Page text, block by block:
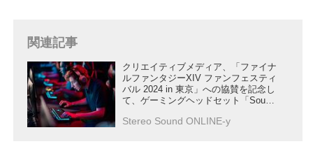
関連記事
クリエイティブメディア、「ファイナ
ルファンタジーXIV ファンフェスティ
バル 2024 in 東京」への協賛を記念し
て、ゲーミングヘッドセット「Sound
ン先行販売
Stereo Sound ONLINE-y